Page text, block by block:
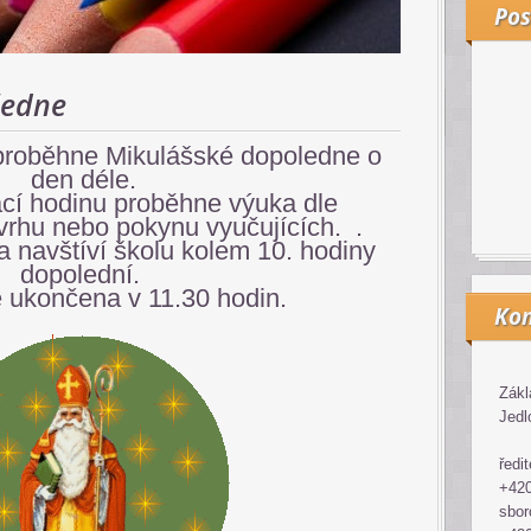
Mikulášské dopoledne o
den déle.
hodinu proběhne výuka dle
nebo pokynu vyučujících. .
navštíví školu kolem 10. hodiny
dopolední.
v 11.30 hodin.